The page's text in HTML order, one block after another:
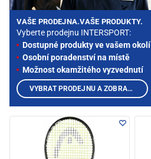
VAŠE PRODEJNA.VAŠE PRODUKTY.
Vyberte prodejnu INTERSPORT:
Dostupné produkty ve vašem okolí
Osobní poradenství na místě
Možnost okamžitého vyzvednutí
VYBRAT PRODEJNU A ZOBRAZIT PRODUKTY